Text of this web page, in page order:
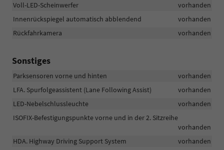
Voll-LED-Scheinwerfer
vorhanden
Innenrückspiegel automatisch abblendend
vorhanden
Rückfahrkamera
vorhanden
Sonstiges
Parksensoren vorne und hinten
vorhanden
LFA. Spurfolgeassistent (Lane Following Assist)
vorhanden
LED-Nebelschlussleuchte
vorhanden
ISOFIX-Befestigungspunkte vorne und in der 2. Sitzreihe
vorhanden
HDA. Highway Driving Support System
vorhanden